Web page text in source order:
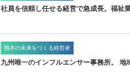
社員を信頼し任せる経営で急成長。福祉
熊本の未来をつくる経営者
九州唯一のインフルエンサー事務所。 地